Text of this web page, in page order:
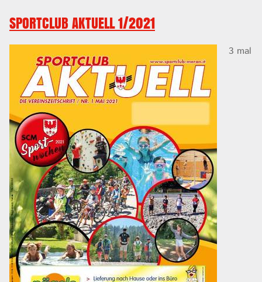
SPORTCLUB AKTUELL 1/2021
3 mal